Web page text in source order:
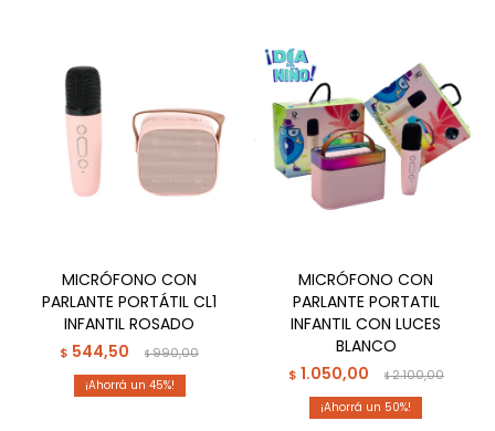
MICRÓFONO CON
PARLANTE PORTÁTIL CL1
INFANTIL ROSADO
$ 544,50 $990,00
45
MICRÓFONO CON
PARLANTE PORTATIL
INFANTIL CON LUCES
BLANCO
$ 1.050,00 $2.100,00
50